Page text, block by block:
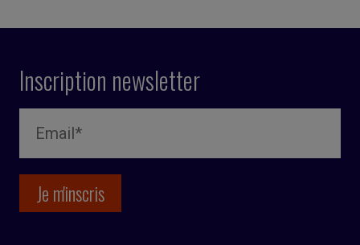
Inscription newsletter